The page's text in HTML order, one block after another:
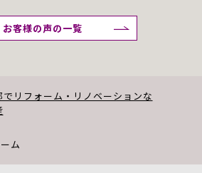
お客様の声の一覧
リフォーム・リノベーションな
ム